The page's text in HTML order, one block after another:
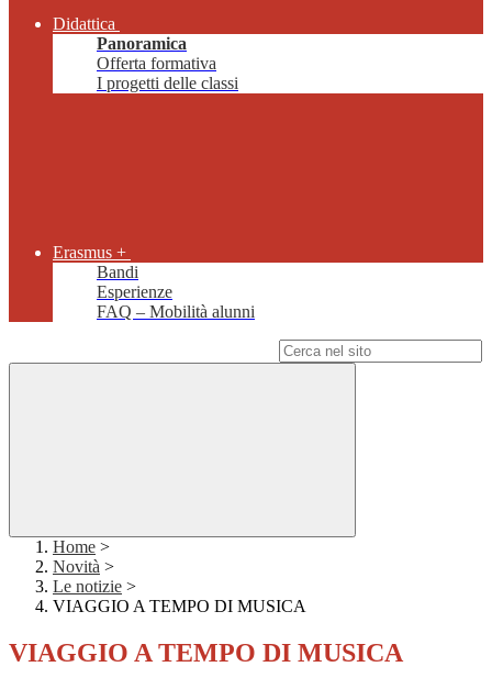
Didattica
Panoramica
Offerta formativa
I progetti delle classi
Erasmus +
Bandi
Esperienze
FAQ – Mobilità alunni
Home >
Novità >
Le notizie >
VIAGGIO A TEMPO DI MUSICA
VIAGGIO A TEMPO DI MUSICA